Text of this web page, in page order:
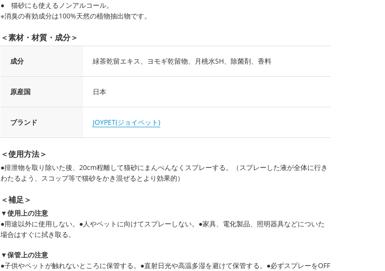
● 猫砂にも使えるノンアルコール。
※消臭の有効成分は100%天然の植物抽出物です。
＜素材・材質・成分＞
成分 緑茶乾留エキス、ヨモギ乾留物、月桃水SH、除菌剤、香料
原産国 日本
ブランド JOYPET(ジョイペット)
＜使用方法＞
●排泄物を取り除いた後、20cm程離して猫砂にまんべんなくスプレーする。（スプレーした液が全体に行き
わたるよう、スコップ等で猫砂をかき混ぜるとより効果的）
＜補足＞
▼使用上の注意
●用途以外に使用しない。●人やペットに向けてスプレーしない。●家具、電化製品、照明器具などについた
場合はすぐに拭き取る。
▼保管上の注意
●子供やペットが触れないところに保管する。●直射日光や高温多湿を避けて保管する。●必ずスプレーをOFF